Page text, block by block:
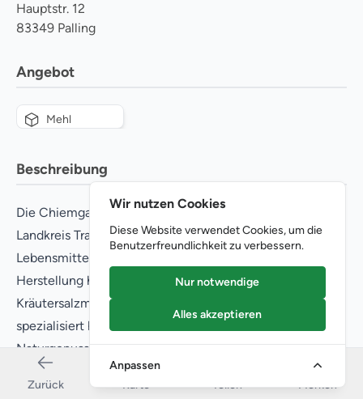
Hauptstr. 12
83349 Palling
Angebot
Mehl
Beschreibung
Die Chiemgauer Genussmanufaktur in Palling im
Landkreis Traunstein ist eine Bio-
Lebensmittelmanufaktur, die sich auf die handwerkliche
Herstellung hochwertiger Gewürzspezialitäten,
Kräutersalzmischungen und Steinsalzprodukte
spezialisiert hat. Aus der Philosophie des "100%
Naturgenusses" heraus entstehen in Palling Produkte, die
ausschließlich aus rein natürlichen Zutaten, sorgfältig in
Handarbeit gefertigt werden und höchsten Ansprüchen
Zurück Karte Teilen Merken
Wir nutzen Cookies
Diese Website verwendet Cookies, um die
Benutzerfreundlichkeit zu verbessern.
Nur notwendige
Alles akzeptieren
Anpassen